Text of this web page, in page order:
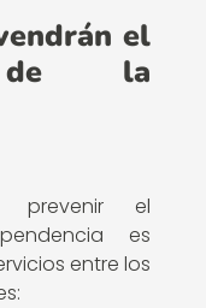
el
de la
el
es
entre los